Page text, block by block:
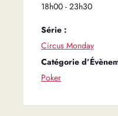
18h00 - 23h30
Série :
Circus Monday
Catégorie
Poker